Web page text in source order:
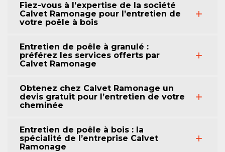
Fiez-vous à l’expertise de la société
Calvet Ramonage pour l’entretien de
votre poêle à bois
Entretien de poêle à granulé :
préférez les services offerts par
Calvet Ramonage
Obtenez chez Calvet Ramonage un
devis gratuit pour l’entretien de votre
cheminée
Entretien de poêle à bois : la
spécialité de l’entreprise Calvet
Ramonage